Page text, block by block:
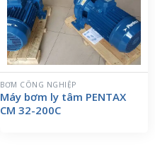
BƠM CÔNG NGHIỆP
Máy bơm ly tâm PENTAX
CM 32-200C